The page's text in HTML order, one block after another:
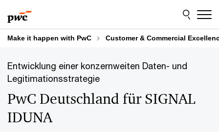
to
content
to
footer
Make it happen with PwC Customer & Commercial
Entwicklung einer konzernweiten Daten- und
Legitimationsstrategie
PwC Deutschland für SIGNAL
IDUNA